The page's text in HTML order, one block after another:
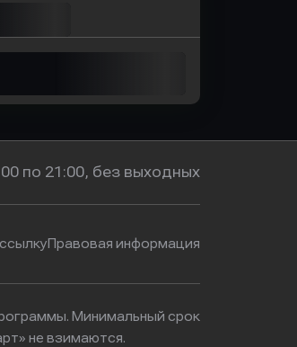
по 21:00, без выходных
Правовая информация
Минимальный срок
не взимаются.